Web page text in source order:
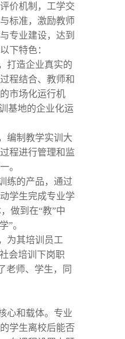
价机制，工学交
标准，激励教师
专业建设，达到
下特色：
打造企业真实的
程结合、教师和
市场化运行机
基地的企业化运
编制教学实训大
程进行管理和监
。
练的产品，通过
学生完成专业学
做到在“教”中
”。
为其培训员工
会培训下岗职
老师、学生，同
心和载体。专业
学生离校后能否